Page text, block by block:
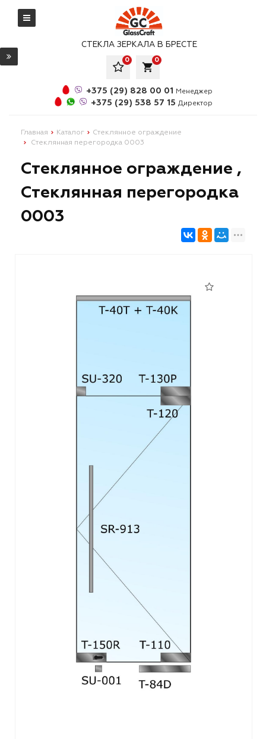
СТЕКЛА ЗЕРКАЛА В БРЕСТЕ
local_grocery_store
0
0
+375 (29) 828 00 01 Менеджер
+375 (29) 538 57 15 Директор
Главная Каталог
Стеклянное ограждение
Стеклянная перегородка 0003
Стеклянное ограждение ,
Стеклянная перегородка
0003